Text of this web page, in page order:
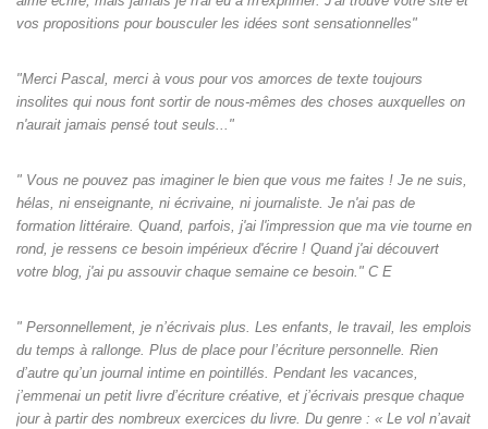
vos propositions pour bousculer les idées sont sensationnelles"
"Merci Pascal, merci à vous pour vos amorces de texte toujours
insolites qui nous font sortir de nous-mêmes des choses auxquelles on
n'aurait jamais pensé tout seuls‌..."
" Vous ne pouvez pas imaginer le bien que vous me faites ! Je ne suis,
hélas, ni enseignante, ni écrivaine, ni journaliste. Je n'ai pas de
formation littéraire. Quand, parfois, j'ai l'impression que ma vie tourne en
rond, je ressens ce besoin impérieux d'écrire ! Quand j'ai découvert
votre blog, j'ai pu assouvir chaque semaine ce besoin." C E
" Personnellement, je n’écrivais plus. Les enfants, le travail, les emplois
du temps à rallonge. Plus de place pour l’écriture personnelle. Rien
d’autre qu’un journal intime en pointillés. Pendant les vacances,
j’emmenai un petit livre d’écriture créative, et j’écrivais presque chaque
jour à partir des nombreux exercices du livre. Du genre : « Le vol n’avait